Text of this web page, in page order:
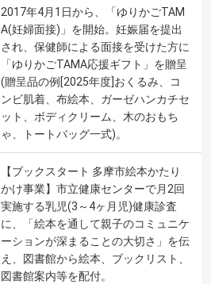
2017年4月1日から、「ゆりかごTAM
A(妊婦面接)」を開始。妊娠届を提出
され、保健師による面接を受けた方に
「ゆりかごTAMA応援ギフト」を贈呈
(贈呈品の例[2025年度]おくるみ、コ
ンビ肌着、布絵本、ガーゼハンカチセ
ット、ボディクリーム、木のおもち
ゃ、トートバッグ一式)。
【ブックスタート 多摩市絵本かたり
かけ事業】市立健康センターで月2回
実施する乳児(3～4ヶ月児)健康診査
に、「絵本を通して親子のコミュニケ
ーションが深まることの大切さ」を伝
え、図書館から絵本、ブックリスト、
図書館案内等を配付。